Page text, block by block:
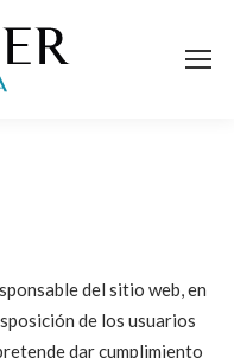
del sitio web, en
de los usuarios
dar cumplimiento